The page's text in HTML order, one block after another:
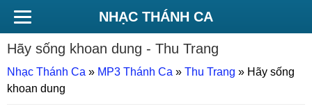
NHẠC THÁNH CA
Hãy sống khoan dung - Thu Trang
Nhạc Thánh Ca » MP3 Thánh Ca » Thu Trang » Hãy sống
khoan dung